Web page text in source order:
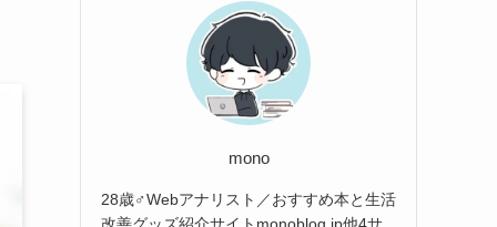
mono
28歳♂Webアナリスト／おすすめ本と生活
改善グッズ紹介サイトmonoblog.jp他4サ